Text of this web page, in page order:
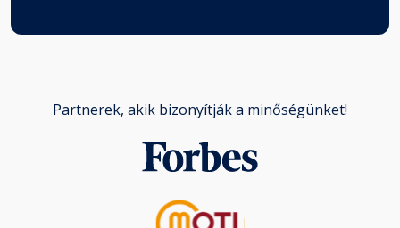
Partnerek, akik bizonyítják a minőségünket!